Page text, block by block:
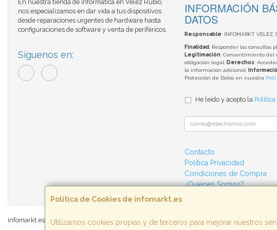
Política de Cookies de infomarkt.es
Utilizamos cookies propias y de terceros para mejorar nuestros
En nuestra tienda de informática en Vélez Rubio,
nos especializamos en dar vida a tus dispositivos.
desde reparaciones urgentes de hardware hasta
configuraciones de software y venta de periféricos.
Síguenos en:
INFORMACIÓN
DATOS
Responsable: INFOMARKT VELEZ,
Finalidad: Responder las consultas
Legitimación: Consentimiento del
obligación legal; Derechos:
la información adicional;
Protección de Datos en nuestra
He leído y acepto la Política
Contacto
Política Privacidad
Condiciones de Compra
¿Quienes Somos?
infomarkt.es © 2026